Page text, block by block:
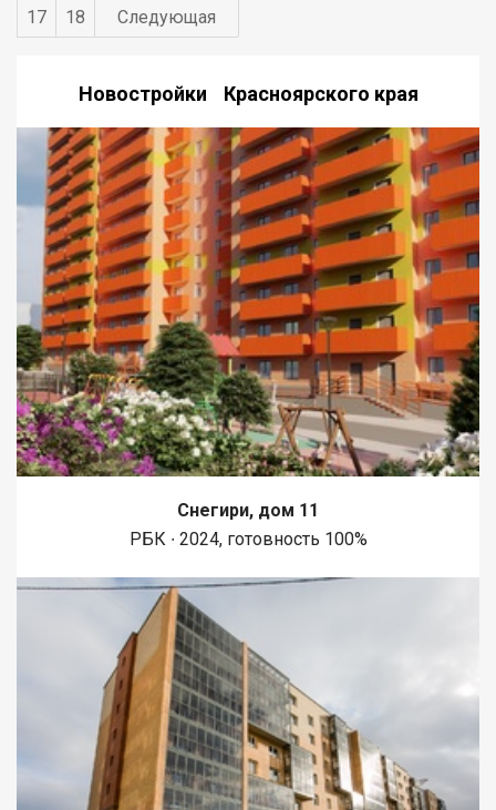
17
18 Следующая
Новостройки Красноярского края
Снегири, дом 11
РБК ∙ 2024, готовность 100%